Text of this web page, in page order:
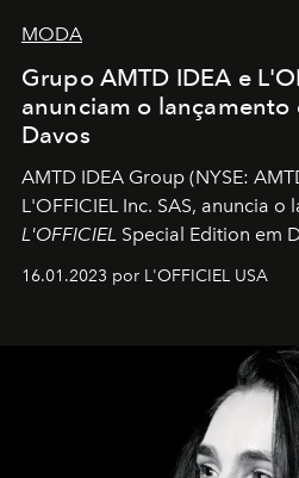
MODA
Grupo AMTD IDEA e
anunciam o lançamento
Davos
AMTD IDEA Group (NYSE:
L'OFFICIEL Inc. SAS, anuncia o
L'OFFICIEL Special Edition em
16.01.2023 por L'OFFICIEL USA